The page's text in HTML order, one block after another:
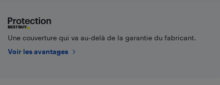
Une couverture qui va au-delà de la garantie du fabricant.
Voir les avantages